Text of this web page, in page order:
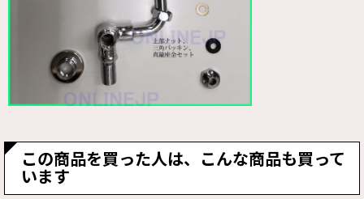
この商品を買った人は、こんな商品も買って
います